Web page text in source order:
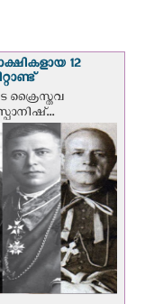
12
ക്രൈസ്തവ